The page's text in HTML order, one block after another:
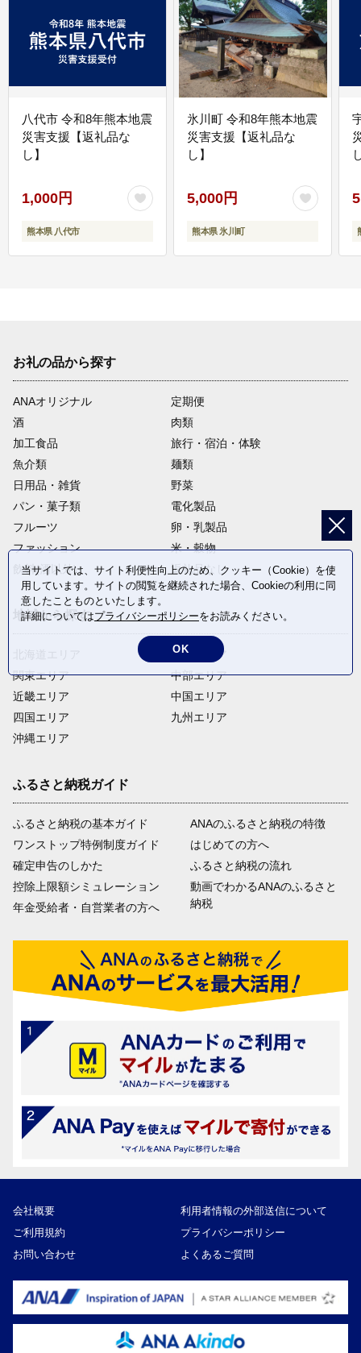
八代市 令和8年熊本地震
災害支援【返礼品な
し】
1,000円
熊本県 八代市
氷川町 令和8年熊本地震
災害支援【返礼品な
し】
5,000円
熊本県 氷川町
お礼の品から探す
ANAオリジナル
定期便
酒
肉類
加工食品
旅行・宿泊・体験
魚介類
麺類
日用品・雑貨
野菜
パン・菓子類
電化製品
フルーツ
卵・乳製品
ファッション
米・穀物
飲料(酒以外)
返礼品なし
地域から探す
関東エリア
近畿エリア
四国エリア
沖縄エリア
東北エリア
中部エリア
中国エリア
九州エリア
ふるさと納税ガイド
ふるさと納税の基本ガイド
ワンストップ特例制度ガイド
確定申告のしかた
控除上限額シミュレーション
年金受給者・自営業者の方へ
ANAのふるさと納税の特徴
はじめての方へ
ふるさと納税の流れ
動画でわかるANAのふるさと
納税
会社概要
利用者情報の外部送信について
ご利用規約
プライバシーポリシー
お問い合わせ
よくあるご質問
当サイトでは、サイト利便性向上のため、クッキー（Cookie）を使
用しています。サイトの閲覧を継続された場合、Cookieの利用に同
意したことものといたします。
詳細についてはプライバシーポリシーをお読みください。
OK